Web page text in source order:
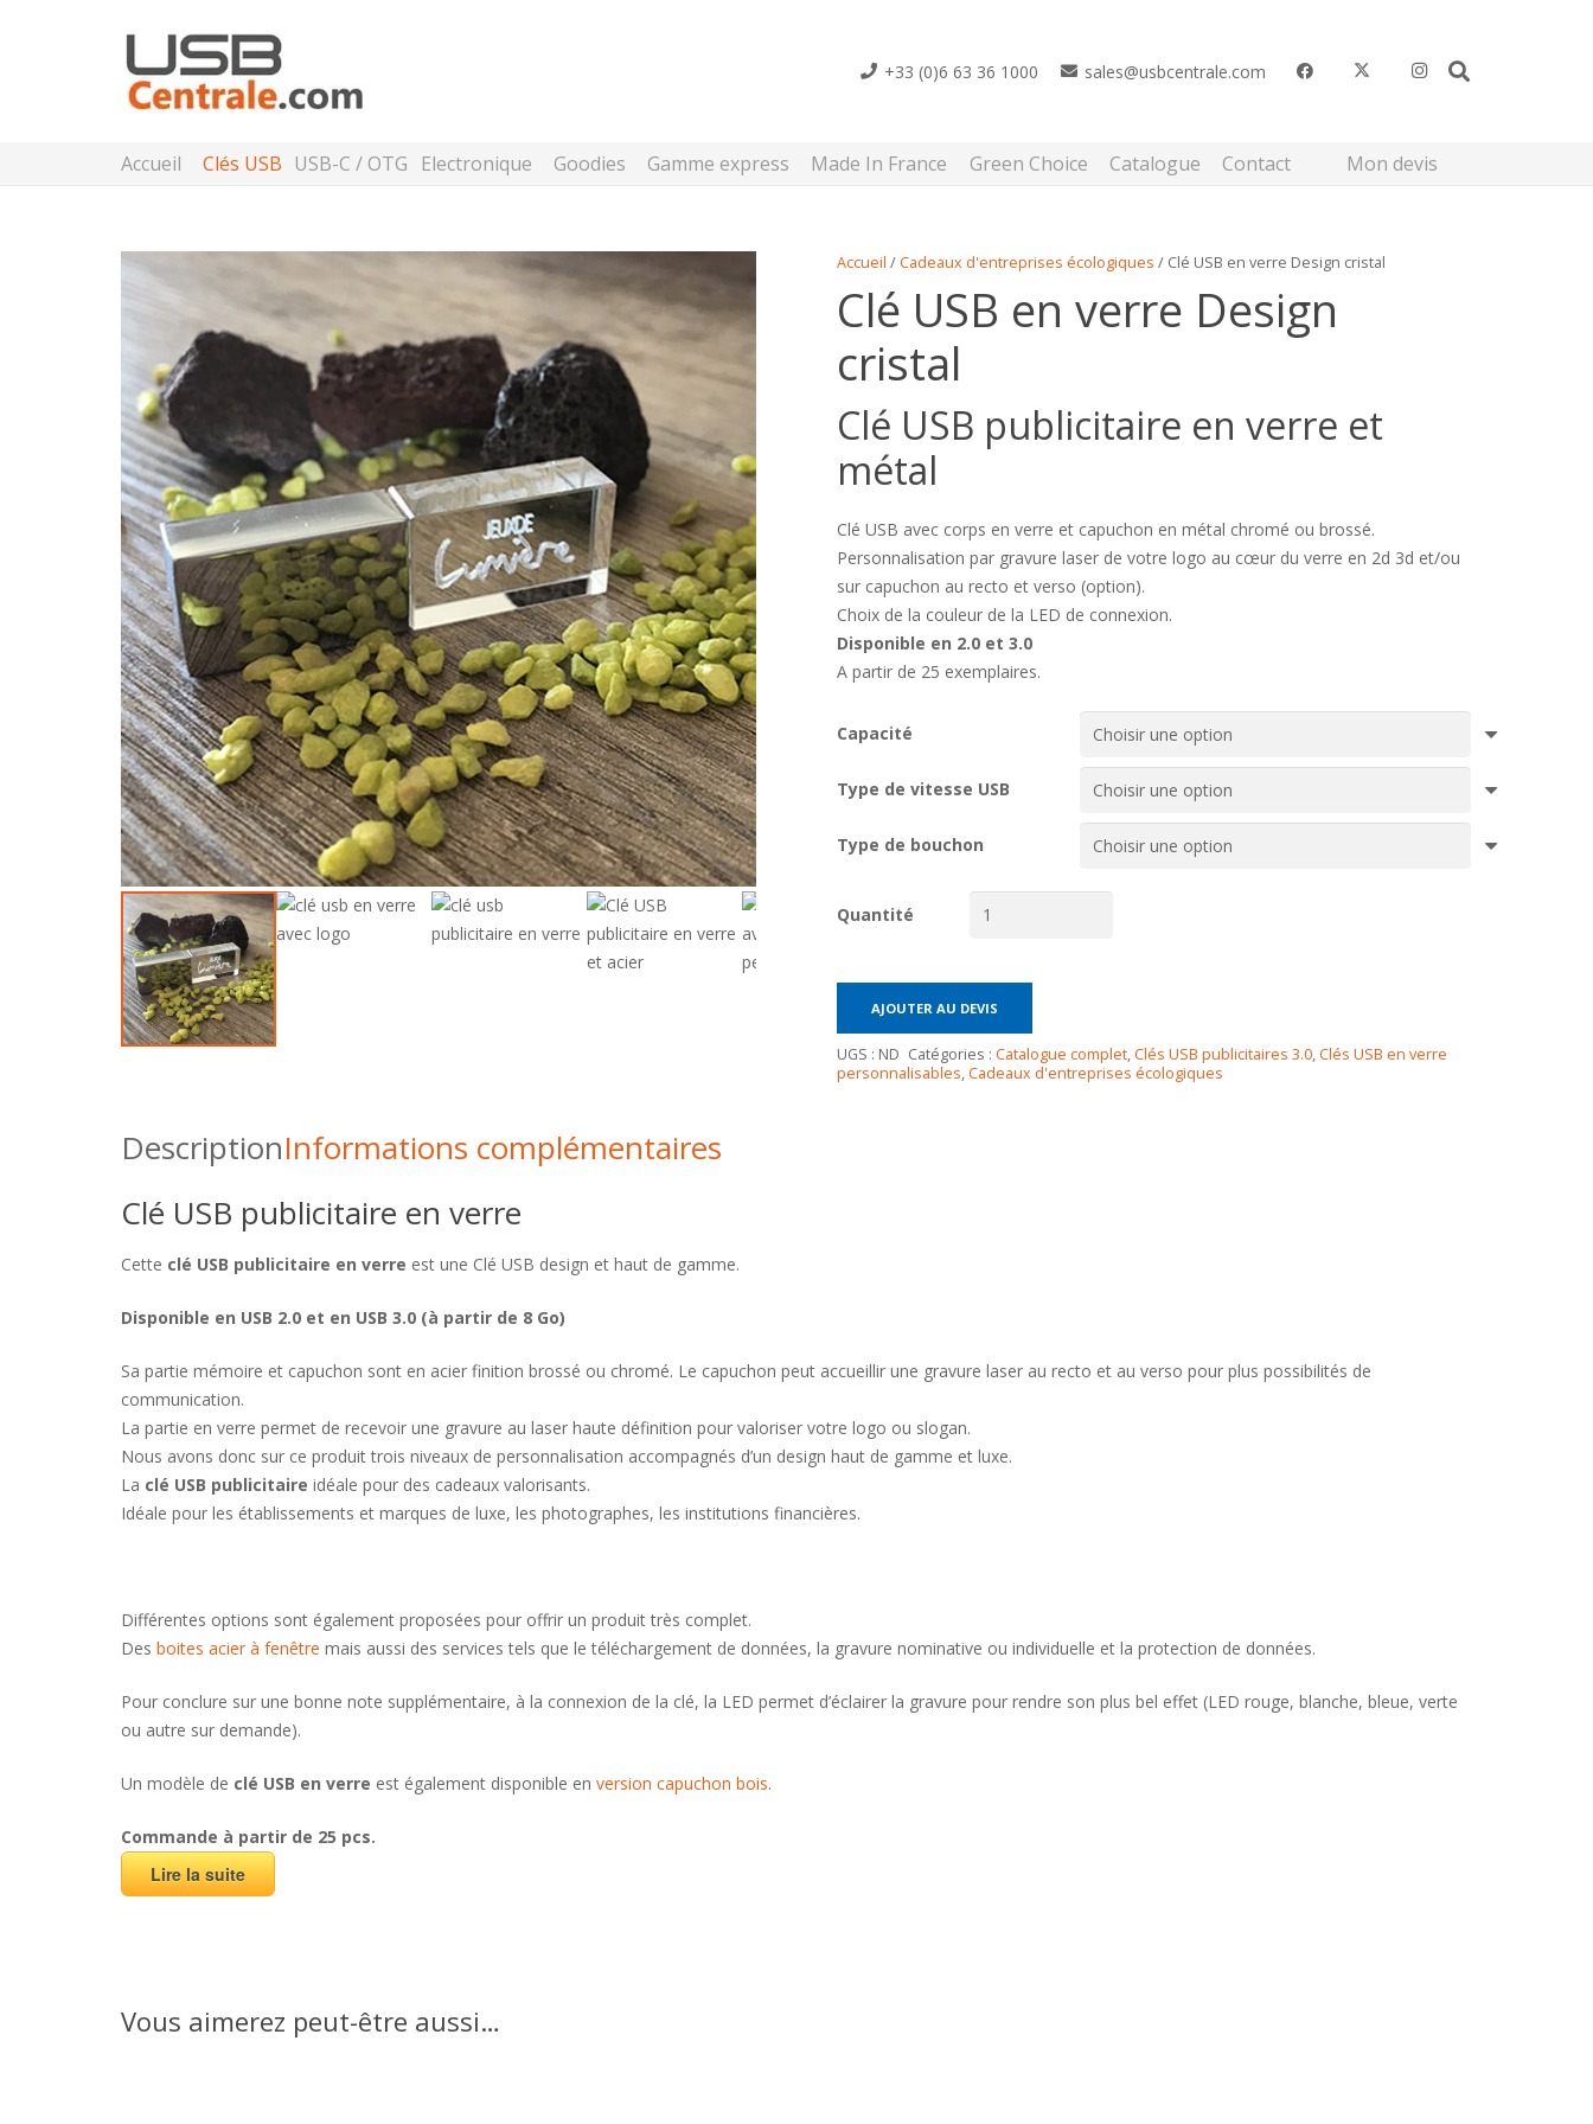
+33 (0)6 63 36 1000 sales@usbcentrale.com
Accueil Clés USB USB-C / OTG Electronique Goodies Gamme express Made In France Green Choice Catalogue Contact Mon devis
Accueil /Cadeaux d'entreprises écologiques / Clé USB en verre Design cristal
Clé USB en verre Design
cristal
Clé USB publicitaire en verre et
métal
Clé USB avec corps en verre et capuchon en métal chromé ou brossé.
Personnalisation par gravure laser de votre logo au cœur du verre en 2d 3d et/ou
sur capuchon au recto et verso (option).
Choix de la couleur de la LED de connexion.
Disponible en 2.0 et 3.0
A partir de 25 exemplaires.
Capacité
Type de vitesse USB
Type de bouchon
Quantité
AJOUTER AU DEVIS
UGS : ND Catégories :Catalogue complet,Clés USB publicitaires 3.0,Clés USB en verre
personnalisables,Cadeaux d'entreprises écologiques
DescriptionInformations complémentaires
Clé USB publicitaire en verre
Cette clé USB publicitaire en verre est une Clé USB design et haut de gamme.
Disponible en USB 2.0 et en USB 3.0 (à partir de 8 Go)
Sa partie mémoire et capuchon sont en acier finition brossé ou chromé. Le capuchon peut accueillir une gravure laser au recto et au verso pour plus possibilités de
communication.
La partie en verre permet de recevoir une gravure au laser haute définition pour valoriser votre logo ou slogan.
Nous avons donc sur ce produit trois niveaux de personnalisation accompagnés d’un design haut de gamme et luxe.
La clé USB publicitaire idéale pour des cadeaux valorisants.
Idéale pour les établissements et marques de luxe, les photographes, les institutions financières.
Différentes options sont également proposées pour offrir un produit très complet.
Des boites acier à fenêtre mais aussi des services tels que le téléchargement de données, la gravure nominative ou individuelle et la protection de données.
Pour conclure sur une bonne note supplémentaire, à la connexion de la clé, la LED permet d’éclairer la gravure pour rendre son plus bel effet (LED rouge, blanche, bleue, verte
ou autre sur demande).
Un modèle de clé USB en verre est également disponible en version capuchon bois.
Commande à partir de 25 pcs.
Lire la suite
Vous aimerez peut-être aussi…